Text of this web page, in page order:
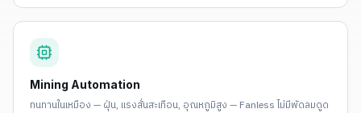
Mining Automation
ทนทานในเหมือง — ฝุ่น, แรงสั่นสะเทือน, อุณหภูมิสูง — Fanless ไม่มีพัดลมดูด